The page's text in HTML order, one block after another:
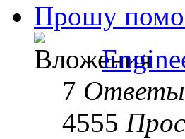
Прошу
7 Ответы
4555